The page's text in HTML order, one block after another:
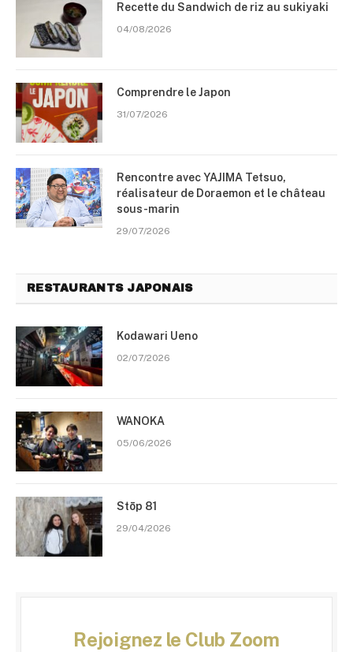
Recette du Sandwich de riz au sukiyaki
04/08/2026
Comprendre le Japon
31/07/2026
Rencontre avec YAJIMA Tetsuo,
réalisateur de Doraemon et le château
sous-marin
29/07/2026
RESTAURANTS JAPONAIS
Kodawari Ueno
02/07/2026
WANOKA
05/06/2026
Stōp 81
29/04/2026
Rejoignez le Club Zoom